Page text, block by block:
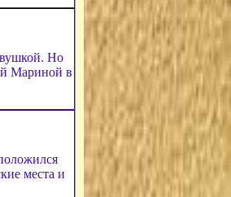
Но
Мариной в
места и